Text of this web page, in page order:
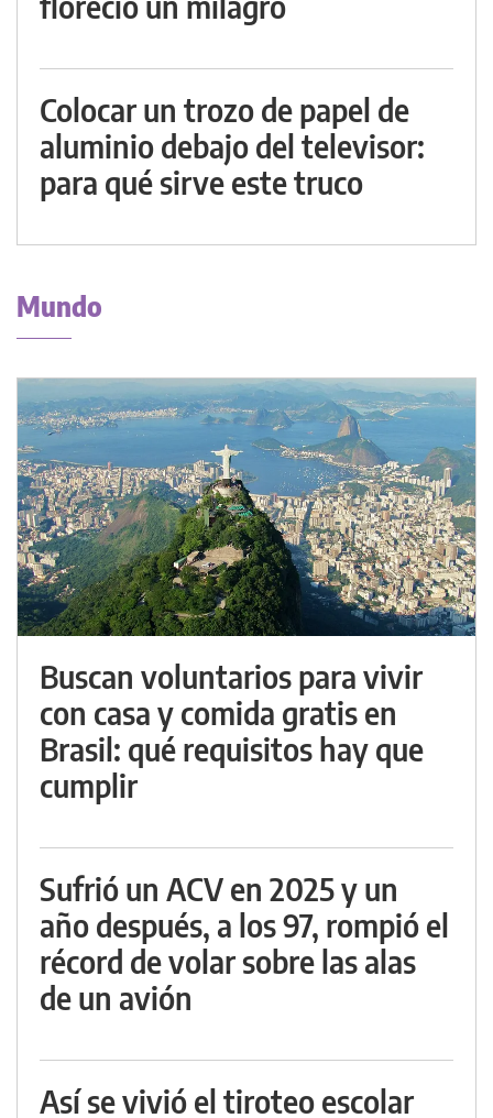
Colocar un trozo de papel de
aluminio debajo del televisor:
para qué sirve este truco
Mundo
Buscan voluntarios para vivir
con casa y comida gratis en
Brasil: qué requisitos hay que
cumplir
Sufrió un ACV en 2025 y un
año después, a los 97, rompió el
récord de volar sobre las alas
de un avión
Así se vivió el tiroteo escolar